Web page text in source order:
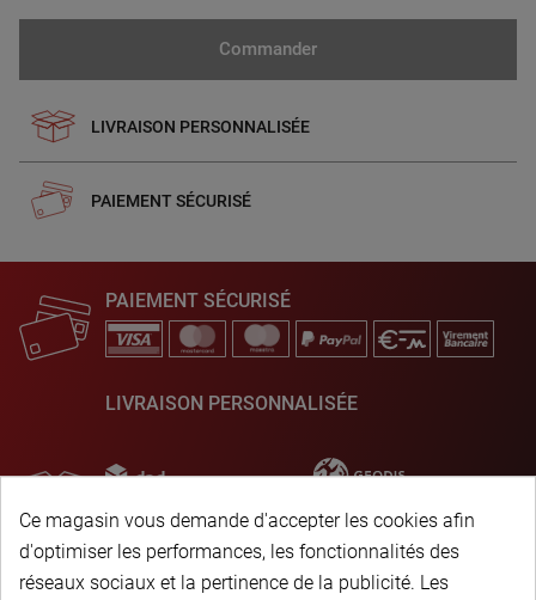
Commander
LIVRAISON PERSONNALISÉE
PAIEMENT SÉCURISÉ
PAIEMENT SÉCURISÉ
LIVRAISON PERSONNALISÉE
Ce magasin vous demande d'accepter les cookies afin
d'optimiser les performances, les fonctionnalités des
réseaux sociaux et la pertinence de la publicité. Les